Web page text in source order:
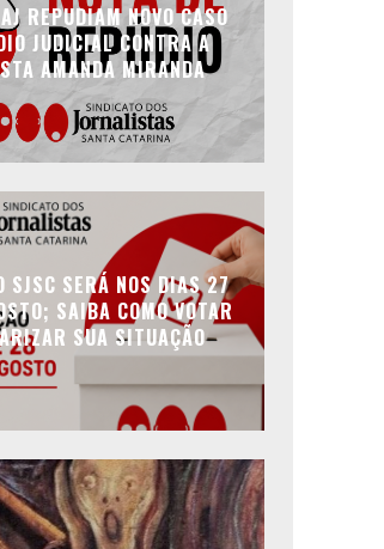
REPUDIAM NOVO CASO
JUDICIAL CONTRA A
AMANDA MIRANDA
SJSC SERÁ NOS DIAS 27
SAIBA COMO VOTAR
SUA SITUAÇÃO